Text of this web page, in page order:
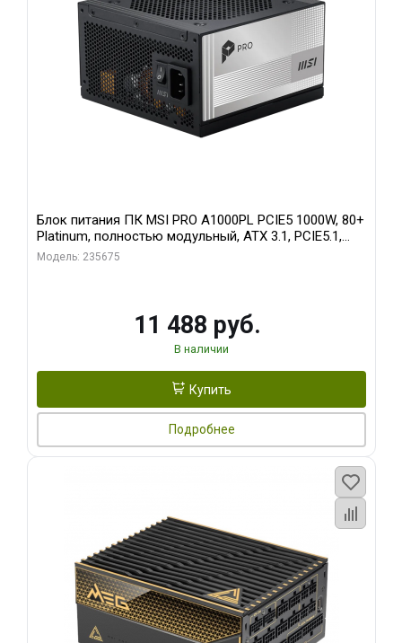
Блок питания ПК MSI PRO A1000PL PCIE5 1000W, 80+
Platinum, полностью модульный, ATX 3.1, PCIE5.1,
RTL
Модель: 235675
11 488 руб.
В наличии
Купить
Подробнее